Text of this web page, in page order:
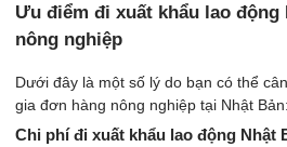
Ưu điểm đi xuất khẩu lao động
nông nghiệp
Dưới đây là một số lý do bạn có thể
gia đơn hàng nông nghiệp tại Nhật Bản:
Chi phí đi xuất khẩu lao động Nhật